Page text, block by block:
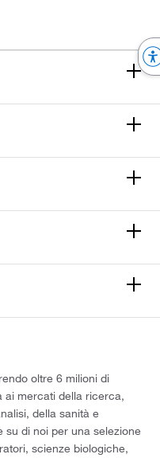
oltre 6 milioni di
ai mercati della ricerca,
della sanità e
di noi per una selezione
scienze biologiche,